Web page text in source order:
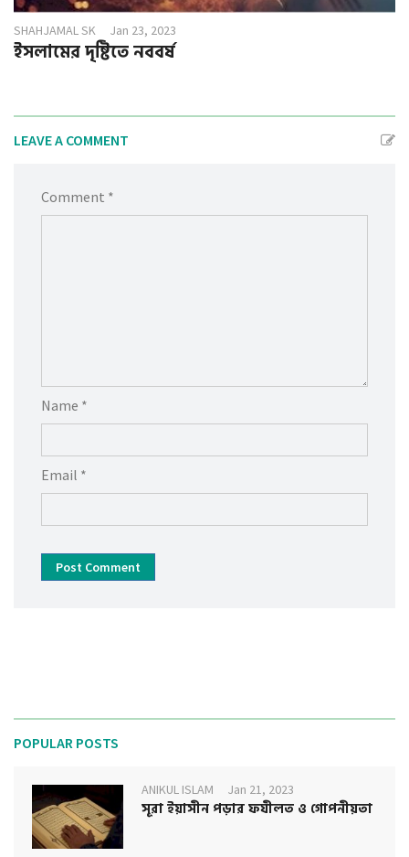
SHAHJAMAL SK Jan 23, 2023
ইসলামের দৃষ্টিতে নববর্ষ
LEAVE A COMMENT
Comment *
Name *
Email *
Post Comment
POPULAR POSTS
ANIKUL ISLAM Jan 21, 2023
সূরা ইয়াসীন পড়ার ফযীলত ও গোপনীয়তা